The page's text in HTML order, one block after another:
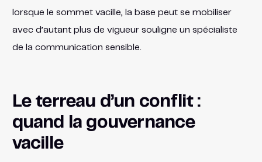
lorsque le sommet vacille, la base peut se mobiliser
avec d’autant plus de vigueur souligne un spécialiste
de la communication sensible.
Le terreau d’un conflit :
quand la gouvernance
vacille